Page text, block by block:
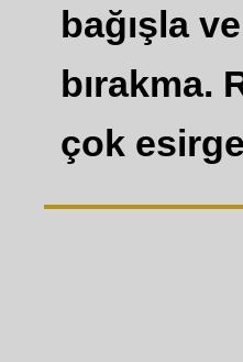
bağışla
bırakma.
çok